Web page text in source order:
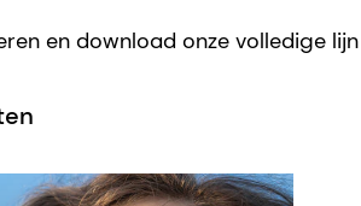
en download onze volledige